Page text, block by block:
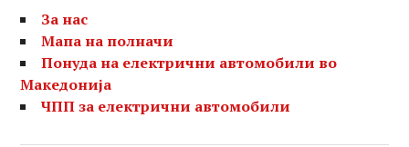
За нас
Мапа на полначи
Понуда на електрични автомобили во
Македонија
ЧПП за електрични автомобили